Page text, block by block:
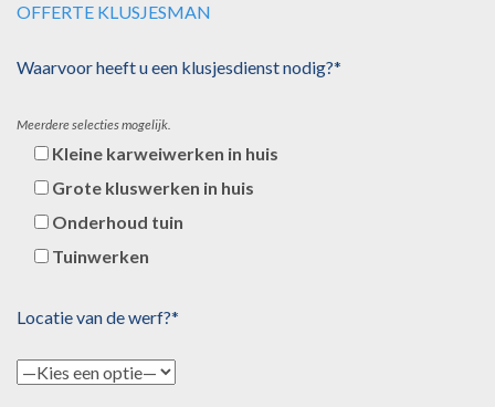
OFFERTE KLUSJESMAN
Waarvoor heeft u een klusjesdienst nodig?*
Meerdere selecties mogelijk.
Kleine karweiwerken in huis
Grote kluswerken in huis
Onderhoud tuin
Tuinwerken
Locatie van de werf?*